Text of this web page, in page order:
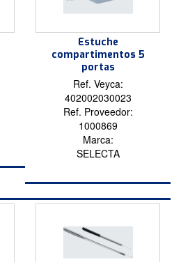
Estuche
compartimentos 5
portas
Ref. Veyca:
402002030023
Ref. Proveedor:
1000869
Marca:
SELECTA